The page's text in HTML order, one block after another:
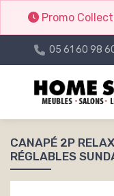
Promo
05 61 60 98
CANAPÉ 2P
RÉGLABLES